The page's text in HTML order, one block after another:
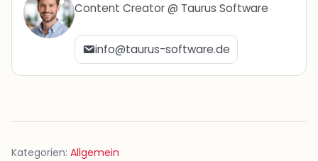
Content Creator @ Taurus Software
info@taurus-software.de
Kategorien: Allgemein